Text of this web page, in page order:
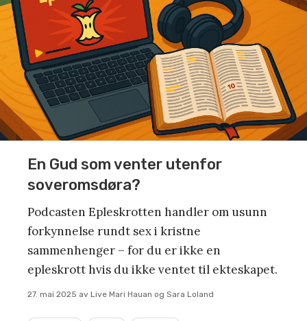
En Gud som venter utenfor
soveromsdøra?
Podcasten Epleskrotten handler om usunn
forkynnelse rundt sex i kristne
sammenhenger – for du er ikke en
epleskrott hvis du ikke ventet til ekteskapet.
27. mai 2025 av Live Mari Hauan og Sara Loland